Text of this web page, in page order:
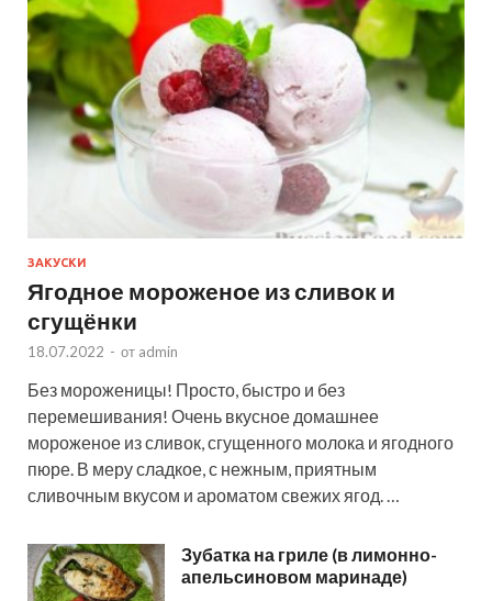
ЗАКУСКИ
Ягодное мороженое из сливок и
сгущёнки
18.07.2022 - от admin
Без мороженицы! Просто, быстро и без
перемешивания! Очень вкусное домашнее
мороженое из сливок, сгущенного молока и ягодного
пюре. В меру сладкое, с нежным, приятным
сливочным вкусом и ароматом свежих ягод. …
Зубатка на гриле (в лимонно-
апельсиновом маринаде)